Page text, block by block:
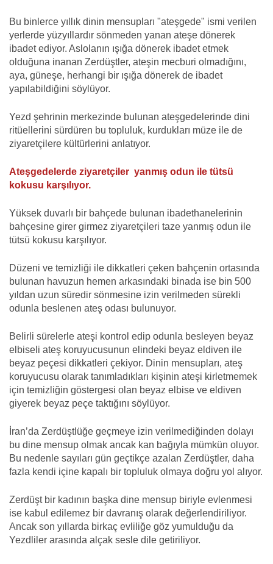
Bu binlerce yıllık dinin mensupları "ateşgede" ismi verilen
yerlerde yüzyıllardır sönmeden yanan ateşe dönerek
ibadet ediyor. Aslolanın ışığa dönerek ibadet etmek
olduğuna inanan Zerdüştler, ateşin mecburi olmadığını,
aya, güneşe, herhangi bir ışığa dönerek de ibadet
yapılabildiğini söylüyor.
Yezd şehrinin merkezinde bulunan ateşgedelerinde dini
ritüellerini sürdüren bu topluluk, kurdukları müze ile de
ziyaretçilere kültürlerini anlatıyor.
Ateşgedelerde ziyaretçiler yanmış odun ile tütsü
kokusu karşılıyor.
Yüksek duvarlı bir bahçede bulunan ibadethanelerinin
bahçesine girer girmez ziyaretçileri taze yanmış odun ile
tütsü kokusu karşılıyor.
Düzeni ve temizliği ile dikkatleri çeken bahçenin ortasında
bulunan havuzun hemen arkasındaki binada ise bin 500
yıldan uzun süredir sönmesine izin verilmeden sürekli
odunla beslenen ateş odası bulunuyor.
Belirli sürelerle ateşi kontrol edip odunla besleyen beyaz
elbiseli ateş koruyucusunun elindeki beyaz eldiven ile
beyaz peçesi dikkatleri çekiyor. Dinin mensupları, ateş
koruyucusu olarak tanımladıkları kişinin ateşi kirletmemek
için temizliğin göstergesi olan beyaz elbise ve eldiven
giyerek beyaz peçe taktığını söylüyor.
İran’da Zerdüştlüğe geçmeye izin verilmediğinden dolayı
bu dine mensup olmak ancak kan bağıyla mümkün oluyor.
Bu nedenle sayıları gün geçtikçe azalan Zerdüştler, daha
fazla kendi içine kapalı bir topluluk olmaya doğru yol alıyor.
Zerdüşt bir kadının başka dine mensup biriyle evlenmesi
ise kabul edilemez bir davranış olarak değerlendiriliyor.
Ancak son yıllarda birkaç evliliğe göz yumulduğu da
Yezdliler arasında alçak sesle dile getiriliyor.